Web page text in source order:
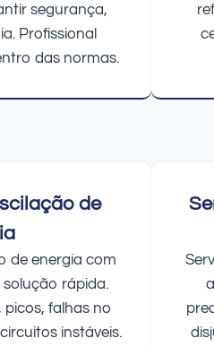
segurança,
Profissional
das normas.
de
de energia com
rápida.
picos, falhas no
instáveis.